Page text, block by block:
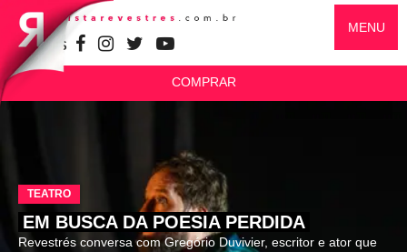
SIGA-NOS
MENU
COMPRAR
TEATRO
EM BUSCA DA POESIA PERDIDA
Revestrés conversa com Gregório Duvivier, escritor e ator que